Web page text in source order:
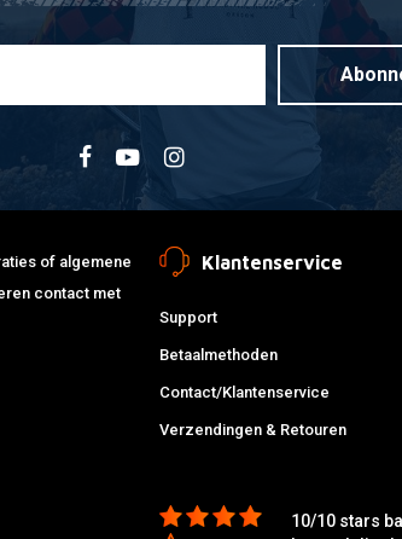
of algemene
contact met
Klantenservice
Support
Betaalmethoden
Contact/Klantenservice
Verzendingen & Retouren
10/10 stars